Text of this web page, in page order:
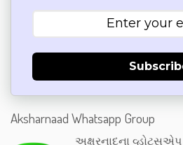
Aksharnaad Whatsapp Group
અક્ષરનાદના